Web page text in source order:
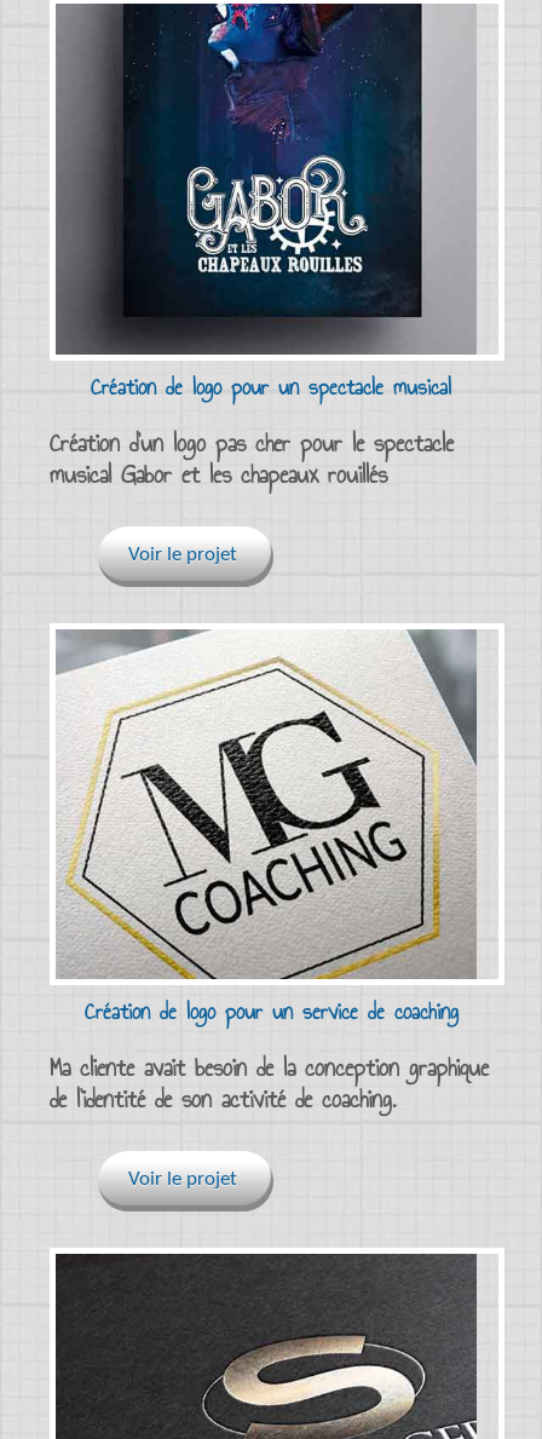
Création de logo pour un spectacle musical
Création d’un logo pas cher pour le spectacle
musical Gabor et les chapeaux rouillés
Voir le projet
Création de logo pour un service de coaching
Ma cliente avait besoin de la conception graphique
de l’identité de son activité de coaching.
Voir le projet